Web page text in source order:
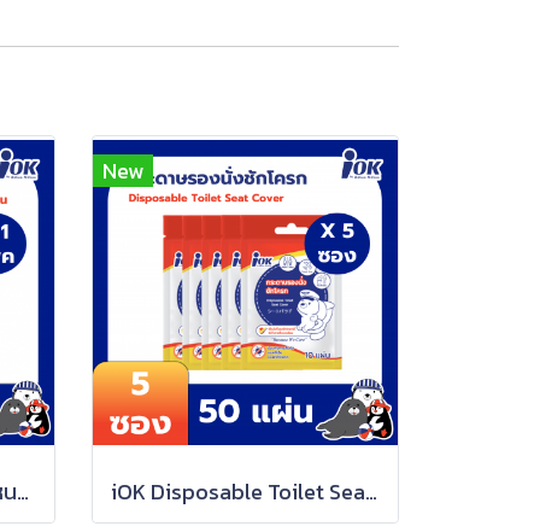
iOK กระดาษชำระม้วนเล็ก หนา 2 ชั้น ความยาว 15 เมตร x 6 ม้วนต่อแพ็ค ( 90 เมตร)
New
iOK Disposable Toilet Seat Cover (10 sheets/sachet) x 5 sachets